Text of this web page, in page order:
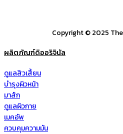
Copyright © 2025
ผลิตภัณฑ์ดิออริจินัล
ดูแลสิวเสี้ยน
บำรุงผิวหน้า
มาส์ก
ดูแลผิวกาย
เมคอัพ
ควบคุมความมัน